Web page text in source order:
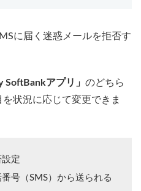
に届く迷惑メールを拒否す
SoftBankアプリ」 のどちら
状況に応じて変更できま
定
号（SMS）から送られる